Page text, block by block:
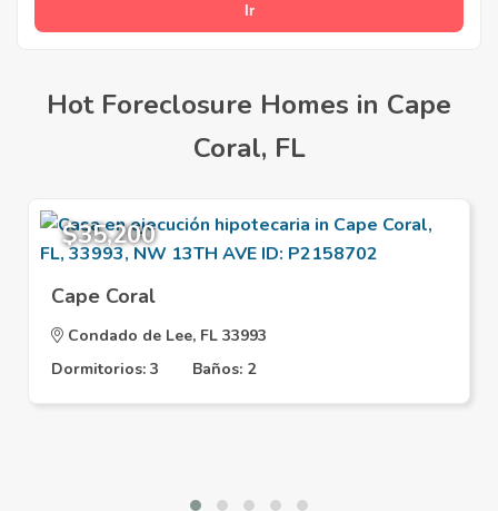
Hot Foreclosure Homes in Cape
Coral, FL
$35,200
Cape Coral
Condado de Lee, FL 33993
Dormitorios: 3
Baños: 2